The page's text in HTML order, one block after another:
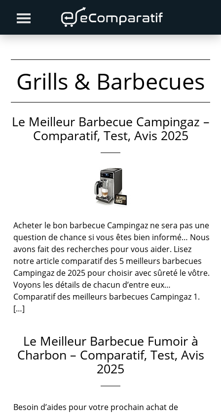
primary
navigation
content
Grills & Barbecues
Le Meilleur Barbecue Campingaz –
Comparatif, Test, Avis 2025
Acheter le bon barbecue Campingaz ne sera pas une
question de chance si vous êtes bien informé… Nous
avons fait des recherches pour vous aider. Lisez
notre article comparatif des 5 meilleurs barbecues
Campingaz de 2025 pour choisir avec sûreté le vôtre.
Voyons les détails de chacun d’entre eux…
Comparatif des meilleurs barbecues Campingaz 1.
[…]
Le Meilleur Barbecue Fumoir à
Charbon – Comparatif, Test, Avis
2025
Besoin d’aides pour votre prochain achat de